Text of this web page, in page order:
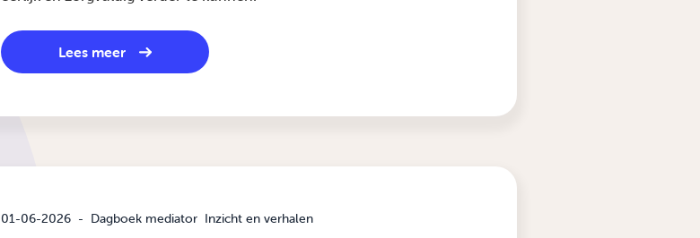
Lees meer
01-06-2026 - Dagboek mediator Inzicht en verhalen